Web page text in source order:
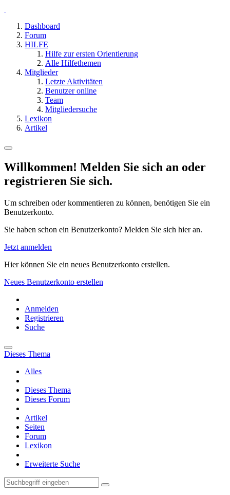
Dashboard
Forum
HILFE
Hilfe zur ersten Orientierung
Alle Hilfethemen
Mitglieder
Letzte Aktivitäten
Benutzer online
Team
Mitgliedersuche
Lexikon
Artikel
Willkommen! Melden Sie sich an oder
registrieren Sie sich.
Um schreiben oder kommentieren zu können, benötigen Sie ein
Benutzerkonto.
Sie haben schon ein Benutzerkonto? Melden Sie sich hier an.
Jetzt anmelden
Hier können Sie ein neues Benutzerkonto erstellen.
Neues Benutzerkonto erstellen
Anmelden
Registrieren
Suche
Dieses Thema
Alles
Dieses Thema
Dieses Forum
Artikel
Seiten
Forum
Lexikon
Erweiterte Suche